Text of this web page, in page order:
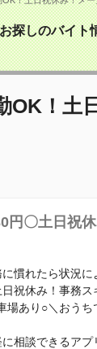
お探しのバイト
OK！土
円〇土日祝
に慣れたら状況
祝休み！事務
あり○＼おうち
相談できるア